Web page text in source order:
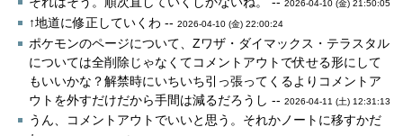
2026-04-10 (金) 21:50:05
↑地道に修正していくわ --2026-04-10 (金) 22:00:24
ポケモンのページについて、Zワザ・ダイマックス・テラスタル
については全削除じゃなくてコメントアウトで伏せる形にして
もいいかな？解禁時にいちいち引っ張ってくるよりコメントア
ウトを外すだけだから手間は減るだろうし --2026-04-11 (土) 12:31:13
うん、コメントアウトでいいと思う。それかノートに移すかだ